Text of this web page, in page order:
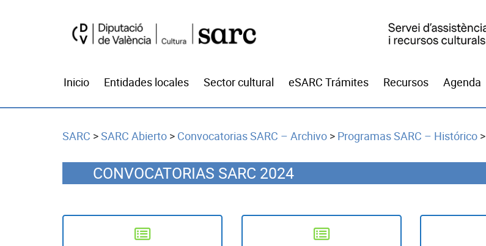
Inicio Entidades locales Sector cultural eSARC Trámites Recursos Agenda
SARC >SARC Abierto > Convocatorias SARC – Archivo > Programas SARC – Histórico >
CONVOCATORIAS SARC 2024